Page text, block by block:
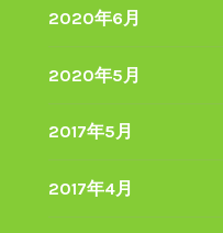
2020年6月
2020年5月
2017年5月
2017年4月